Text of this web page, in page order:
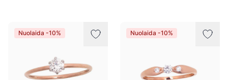
Nuolaida -10% Nuolaida -10%